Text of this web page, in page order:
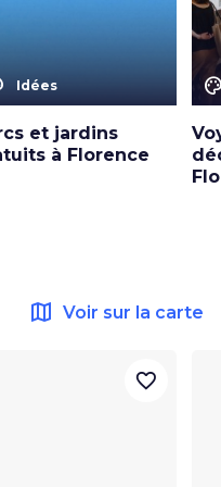
Idées
et jardins
à Florence
map Voir sur la carte
favorite_border